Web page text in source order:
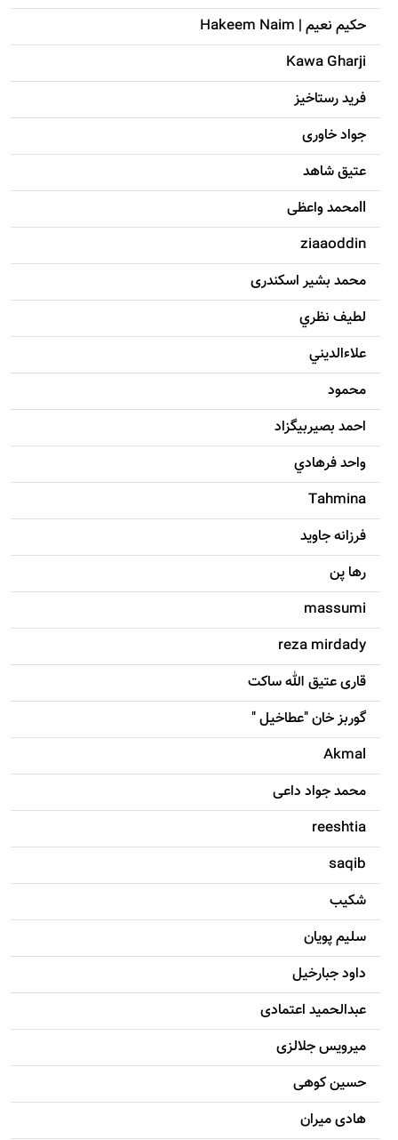
حکيم نعيم | Hakeem Naim
Kawa Gharji
فرید رستاخیز
جواد خاوری
عتیق شاهد
llمحمد واعظی
ziaaoddin
محمد بشیر اسکندری
لطيف نظري
علاءالديني
محمود
احمد بصيربيگزاد
واحد فرهادي
Tahmina
فرزانه جاويد
رها پن
massumi
reza mirdady
قاری عتیق الله ساکت
گوربز خان "عطاخیل "
Akmal
محمد جواد داعی
reeshtia
saqib
شکيب
سليم پویان
داود جبارخیل
عبدالحمید اعتمادی
میرویس جلالزی
حسين کوهی
هادی ميران